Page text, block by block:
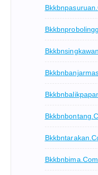
Bkkbnbima.com